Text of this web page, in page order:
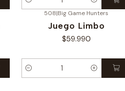
Cantidad
508|Big Game Hunters
Juego Limbo
$59.990
Cantidad